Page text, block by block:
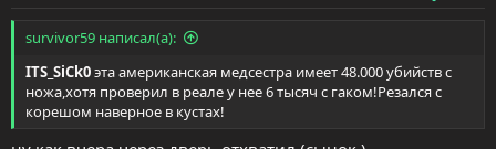
survivor59 написал(а):
ITS_SiCk0эта американская медсестра имеет 48.000 убийств с
ножа,хотя проверил в реале у нее 6 тысяч с гаком!Резался с
корешом наверное в кустах!